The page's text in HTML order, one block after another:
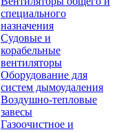
специального
назначения
Судовые и
корабельные
вентиляторы
Оборудование для
систем дымоудаления
Воздушно-тепловые
завесы
Газоочистное и